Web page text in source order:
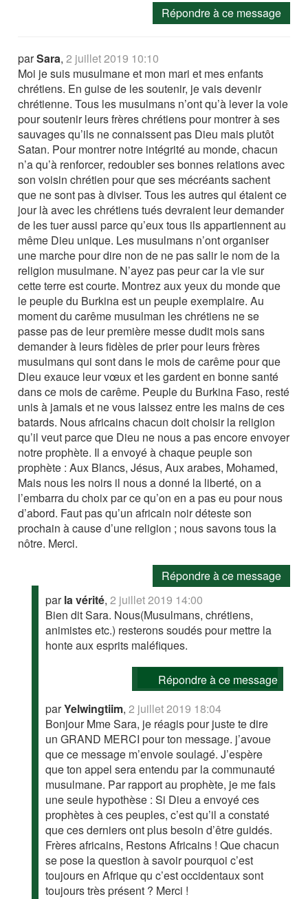
Répondre à ce message
parSara,2 juillet 2019 10:10
Moi je suis musulmane et mon mari et mes enfants
chrétiens. En guise de les soutenir, je vais devenir
chrétienne. Tous les musulmans n’ont qu’à lever la voie
pour soutenir leurs frères chrétiens pour montrer à ses
sauvages qu’ils ne connaissent pas Dieu mais plutôt
Satan. Pour montrer notre intégrité au monde, chacun
n’a qu’à renforcer, redoubler ses bonnes relations avec
son voisin chrétien pour que ses mécréants sachent
que ne sont pas à diviser. Tous les autres qui étaient ce
jour là avec les chrétiens tués devraient leur demander
de les tuer aussi parce qu’eux tous ils appartiennent au
même Dieu unique. Les musulmans n’ont organiser
une marche pour dire non de ne pas salir le nom de la
religion musulmane. N’ayez pas peur car la vie sur
cette terre est courte. Montrez aux yeux du monde que
le peuple du Burkina est un peuple exemplaire. Au
moment du carême musulman les chrétiens ne se
passe pas de leur première messe dudit mois sans
demander à leurs fidèles de prier pour leurs frères
musulmans qui sont dans le mois de carême pour que
Dieu exauce leur vœux et les gardent en bonne santé
dans ce mois de carême. Peuple du Burkina Faso, resté
unis à jamais et ne vous laissez entre les mains de ces
batards. Nous africains chacun doit choisir la religion
qu’il veut parce que Dieu ne nous a pas encore envoyer
notre prophète. Il a envoyé à chaque peuple son
prophète : Aux Blancs, Jésus, Aux arabes, Mohamed,
Mais nous les noirs il nous a donné la liberté, on a
l’embarra du choix par ce qu’on en a pas eu pour nous
d’abord. Faut pas qu’un africain noir déteste son
prochain à cause d’une religion ; nous savons tous la
nôtre. Merci.
Répondre à ce message
parla vérité,2 juillet 2019 14:00
Bien dit Sara. Nous(Musulmans, chrétiens,
animistes etc.) resterons soudés pour mettre la
honte aux esprits maléfiques.
Répondre à ce message
parYelwingtiim,2 juillet 2019 18:04
Bonjour Mme Sara, je réagis pour juste te dire
un GRAND MERCI pour ton message. j’avoue
que ce message m’envoie soulagé. J’espère
que ton appel sera entendu par la communauté
musulmane. Par rapport au prophète, je me fais
une seule hypothèse : Si Dieu a envoyé ces
prophètes à ces peuples, c’est qu’il a constaté
que ces derniers ont plus besoin d’être guidés.
Frères africains, Restons Africains ! Que chacun
se pose la question à savoir pourquoi c’est
toujours en Afrique qu c’est occidentaux sont
toujours très présent ? Merci !